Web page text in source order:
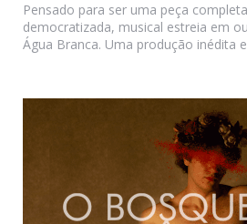
Pensado para ser uma peça
democratizada, musical estreia em
Água Branca. Uma produção inédita